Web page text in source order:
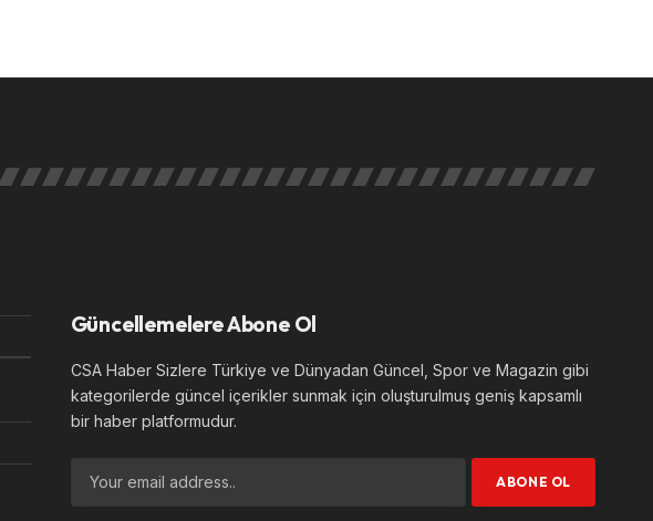
Güncellemelere Abone Ol
CSA Haber Sizlere Türkiye ve Dünyadan Güncel, Spor ve Magazin gibi
kategorilerde güncel içerikler sunmak için oluşturulmuş geniş kapsamlı
bir haber platformudur.